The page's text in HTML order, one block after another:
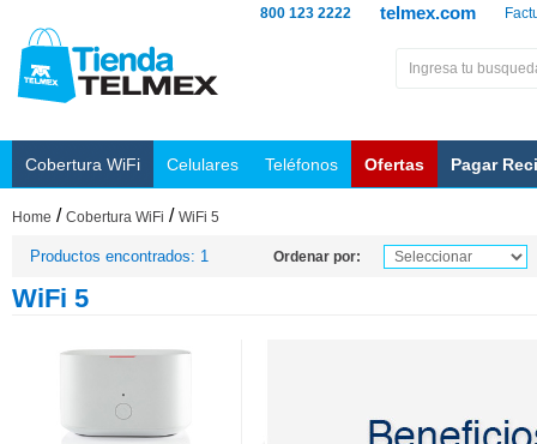
telmex.com
800 123 2222
Cobertura WiFi Celulares Teléfonos Ofertas Pagar
Home / Cobertura WiFi / WiFi 5
Productos encontrados: 1 Ordenar por:
WiFi 5